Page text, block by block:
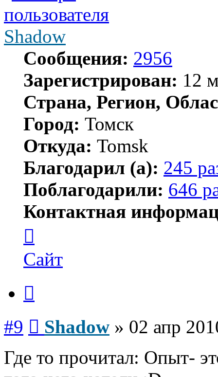
Shadow
Сообщения: 2956
Зарегистрирован: 12
Страна, Регион,
Город: Томск
Откуда: Tomsk
Благодарил (а): 245
Поблагодарили: 646
Контактная
пользователя
Shadow
Сайт
#9 Shadow » 02 апр
Где то прочитал: Опыт-